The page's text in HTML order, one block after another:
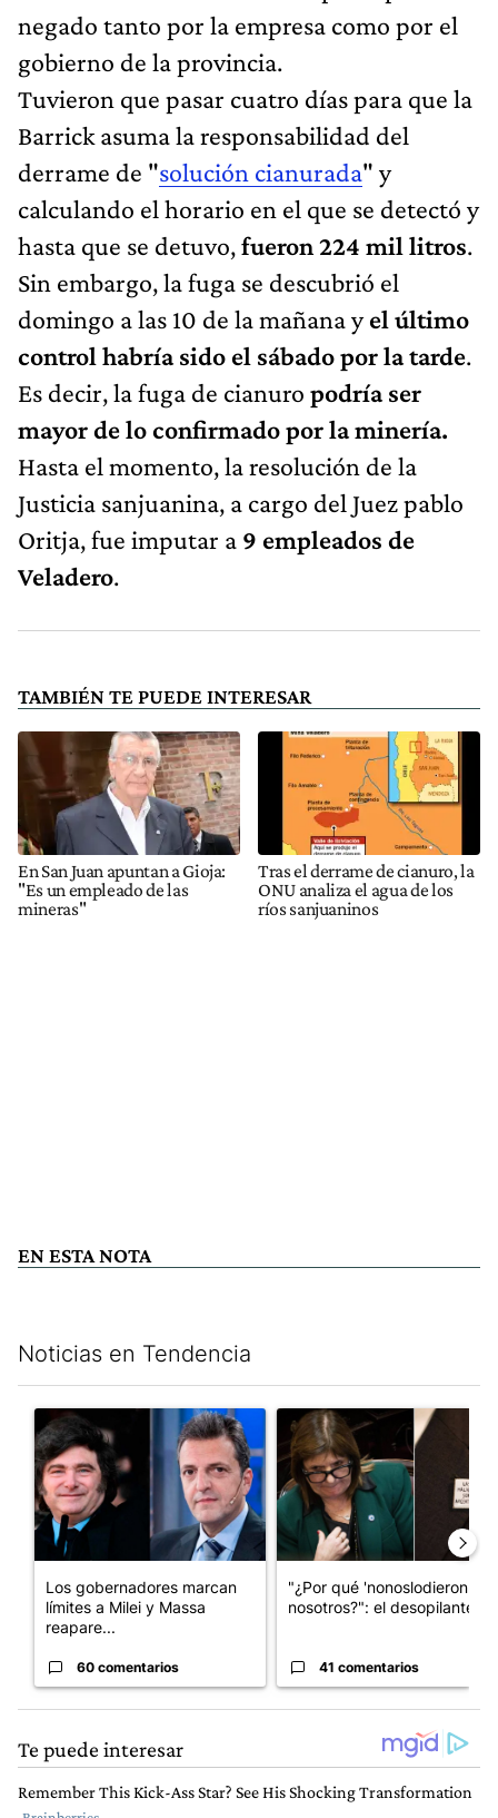
negado tanto por la empresa como por el
gobierno de la provincia.
Tuvieron que pasar cuatro días para que la
Barrick asuma la responsabilidad del
derrame de "solución cianurada" y
calculando el horario en el que se detectó y
hasta que se detuvo,fueron 224 mil litros.
Sin embargo, la fuga se descubrió el
domingo a las 10 de la mañana yel último
control habría sido el sábado por la tarde.
Es decir, la fuga de cianuro podría ser
mayor de lo confirmado por la minería.
Hasta el momento, la resolución de la
Justicia sanjuanina, a cargo del Juez pablo
Oritja, fue imputar a 9 empleados de
Veladero.
TAMBIÉN TE PUEDE INTERESAR
En San Juan apuntan a Gioja:
"Es un empleado de las
mineras"
Tras el derrame de cianuro, la
ONU analiza el agua de los
ríos sanjuaninos
EN ESTA NOTA
Noticias en Tendencia
Un artículo de tendencia con el título "Los gobernadores
Los gobernadores marcan
límites a Milei y Massa
reapare...
60 comentarios
Un artículo de tendencia con
"¿Por qué 'nonoslodieron' a
nosotros?": el desopilante ...
41 comentarios